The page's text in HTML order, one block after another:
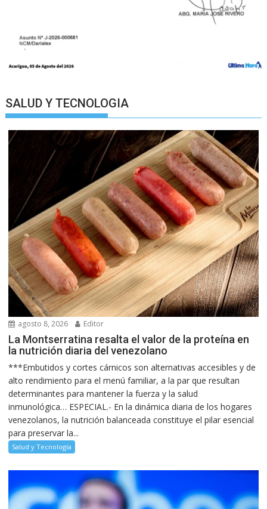
SALUD Y TECNOLOGIA
agosto 8, 2026 Editor
La Montserratina resalta el valor de la proteína en
la nutrición diaria del venezolano
***Embutidos y cortes cárnicos son alternativas accesibles y de
alto rendimiento para el menú familiar, a la par que resultan
determinantes para mantener la fuerza y la salud
inmunológica… ESPECIAL.- En la dinámica diaria de los hogares
venezolanos, la nutrición balanceada constituye el pilar esencial
para preservar la...
Salud y Tecnología